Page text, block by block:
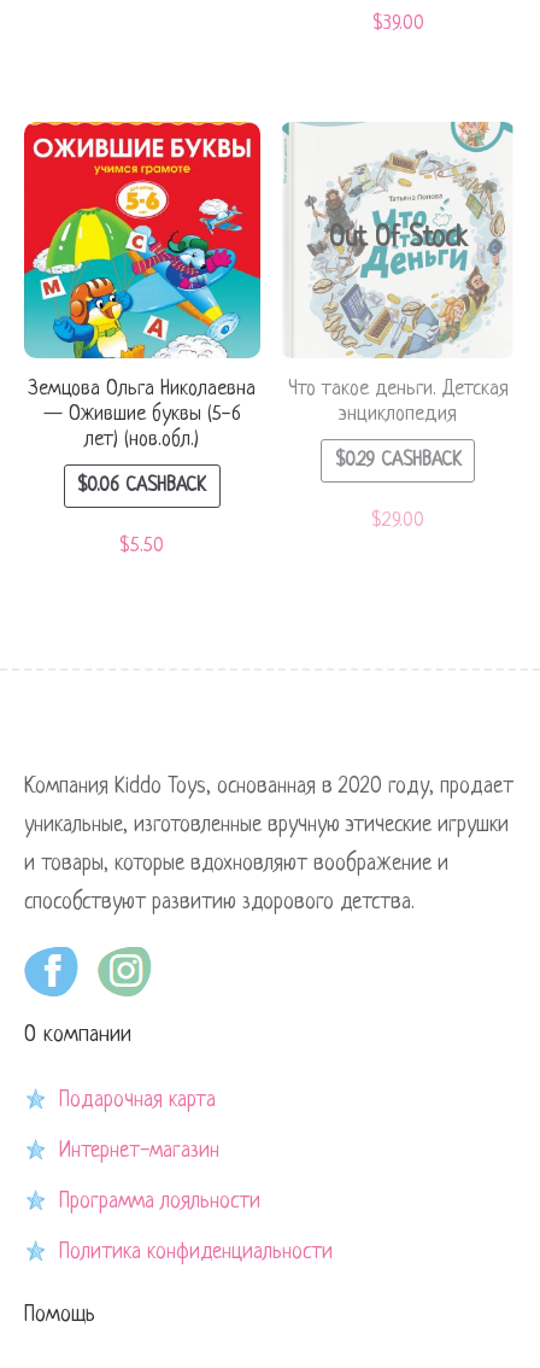
$39.00
Земцова Ольга Николаевна
— Ожившие буквы (5-6
лет) (нов.обл.)
$0.06 CASHBACK
$5.50
Out Of Stock
Что такое деньги. Детская
энциклопедия
$0.29CASHBACK
$29.00
Компания Kiddo Toys, основанная в 2020 году, продает
уникальные, изготовленные вручную этические игрушки
и товары, которые вдохновляют воображение и
способствуют развитию здорового детства.
О компании
Подарочная карта
Интернет-магазин
Программа лояльности
Политика конфиденциальности
Помощь